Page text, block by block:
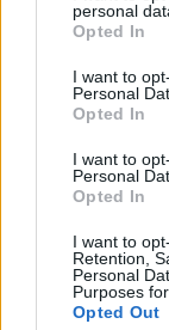
grant or deny
use your data
consent section.
personal
Opted In
I want to
Personal
Opted In
I want to
Personal
Opted In
I want to
Retention,
Personal
Purposes
Opted Out
jelenségre,
egyházat,
papok ne
nagyon is a
liberáliskodó
pofátlanul
meg kioktatni
6.Lenin
7 éve